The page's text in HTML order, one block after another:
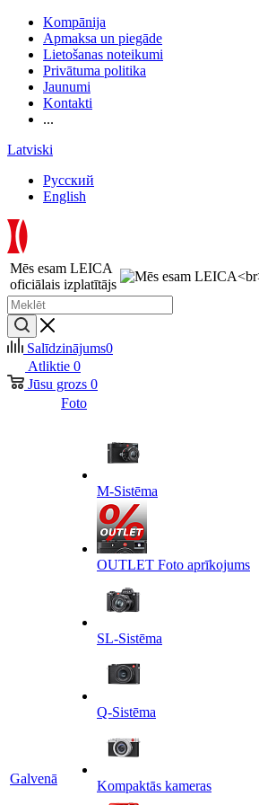
Kompānija
Apmaksa un piegāde
Lietošanas noteikumi
Privātuma politika
Jaunumi
Kontakti
...
Latviski
Русский
English
Mēs esam LEICA
oficiālais izplatītājs
Salīdzinājums0
Atliktie 0
Jūsu grozs 0
Galvenā
Foto
M-Sistēma
OUTLET Foto aprīkojums
SL-Sistēma
Q-Sistēma
Kompaktās kameras